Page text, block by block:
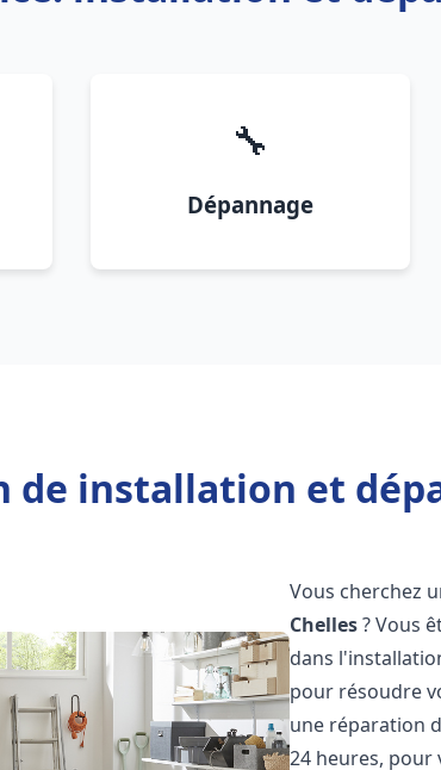
🔧
Dépannage
de installation et
Vous cherchez
Chelles? Vous
dans
pour résoudre
une réparation
24 heures, pour